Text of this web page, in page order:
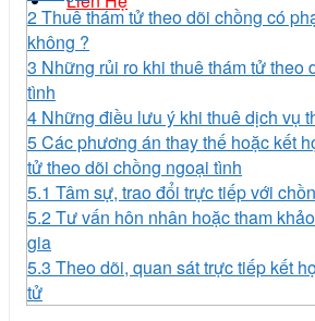
2Thuê thám tử theo dõi chồng có
không ?
3 Những rủi ro khi thuê thám tử theo
tình
4 Những điều lưu ý khi thuê dịch vụ
5Các phương án thay thế hoặc kết
tử theo dõi chồng ngoại tình
5.1 Tâm sự, trao đổi trực tiếp với
5.2Tư vấn hôn nhân hoặc tham
gia
5.3 Theo dõi, quan sát trực tiếp kết
tử